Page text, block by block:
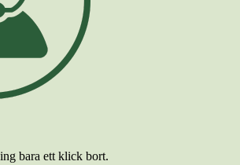
bara ett klick bort.